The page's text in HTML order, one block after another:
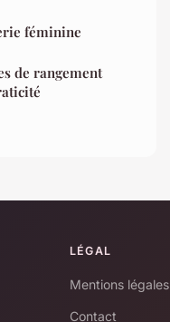
féminine
de rangement
LÉGAL
Mentions légales
Contact